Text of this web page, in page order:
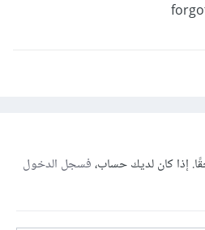
إذا كان لديك حساب،فسجل الدخول